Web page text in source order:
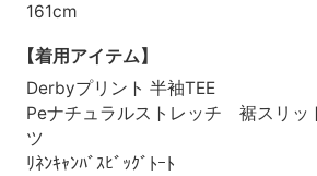
161cm
【着用アイテム】
Derbyプリント 半袖TEE
Peナチュラルストレッチ 裾スリッ
ツ
ﾘﾈﾝｷｬﾝﾊﾞｽﾋﾞｯｸﾞﾄｰﾄ